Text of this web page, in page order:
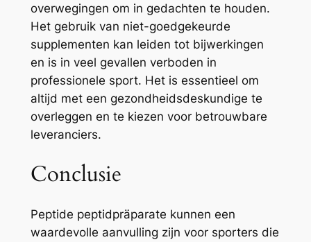
overwegingen om in gedachten te houden.
Het gebruik van niet-goedgekeurde
supplementen kan leiden tot bijwerkingen
en is in veel gevallen verboden in
professionele sport. Het is essentieel om
altijd met een gezondheidsdeskundige te
overleggen en te kiezen voor betrouwbare
leveranciers.
Conclusie
Peptide peptidpräparate kunnen een
waardevolle aanvulling zijn voor sporters die